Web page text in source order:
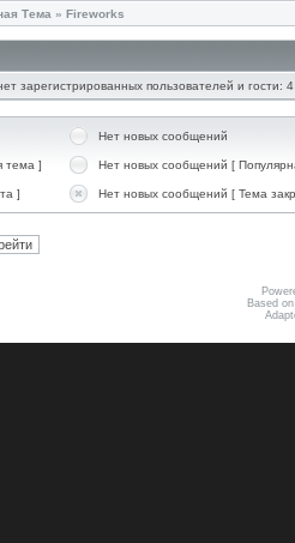
Тема » Fireworks
зарегистрированных пользователей и гости: 4
Нет новых сообщений
тема ] Нет новых сообщений [
] Нет новых сообщений [ Тема
Based